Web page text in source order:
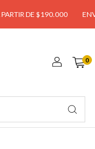
$190.000 ENVÍO
0